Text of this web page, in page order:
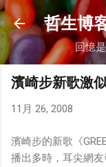
哲生博
回憶
濱崎步新歌激
11月 26, 2008
濱崎步的新歌《
播出多時，耳尖網